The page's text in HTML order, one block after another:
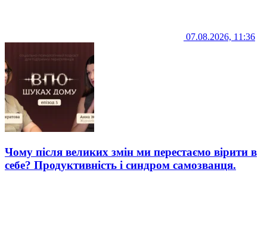
07.08.2026, 11:36
Чому після великих змін ми перестаємо вірити в
себе? Продуктивність і синдром самозванця.